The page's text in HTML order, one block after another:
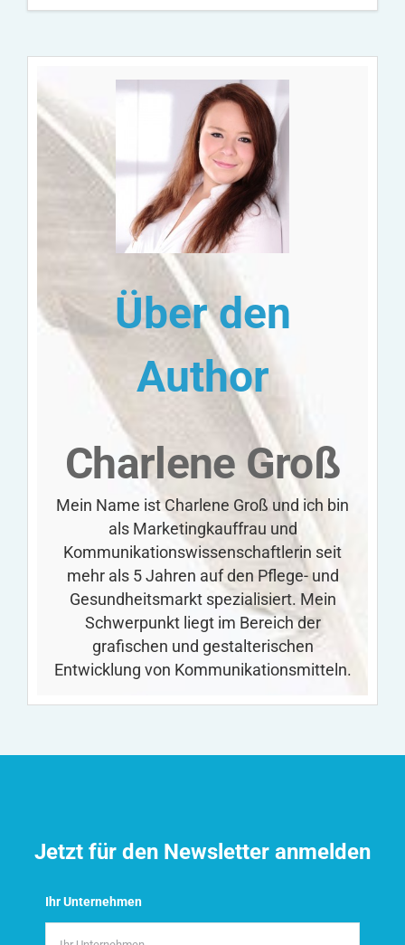
Über den
Author
Charlene Groß
Mein Name ist Charlene Groß und ich bin
als Marketingkauffrau und
Kommunikationswissenschaftlerin seit
mehr als 5 Jahren auf den Pflege- und
Gesundheitsmarkt spezialisiert. Mein
Schwerpunkt liegt im Bereich der
grafischen und gestalterischen
Entwicklung von Kommunikationsmitteln.
Jetzt für den Newsletter anmelden
Ihr Unternehmen